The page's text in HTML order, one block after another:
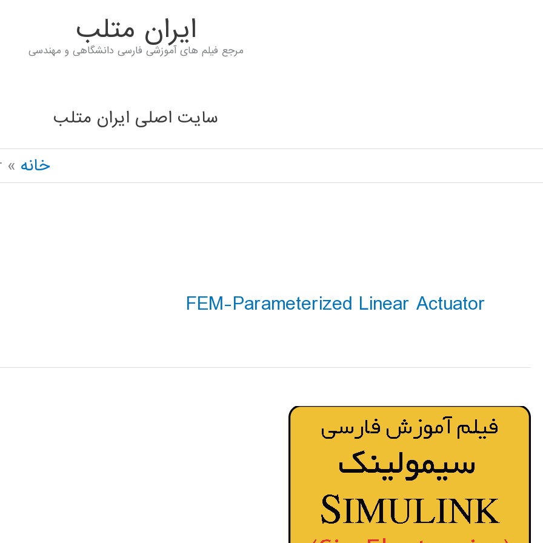
ايران متلب
مرجع فیلم های آموزشی فارسی دانشگاهی و مهندسی
سایت اصلی ایران متلب
خانه
FEM-Parameterized Linear Actuator